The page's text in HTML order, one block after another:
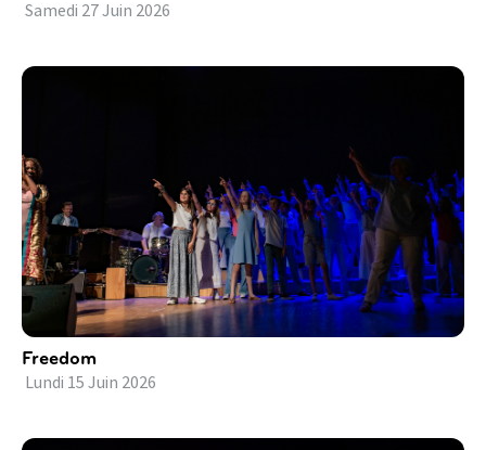
Samedi 27Juin 2026
Freedom
Lundi 15 Juin 2026